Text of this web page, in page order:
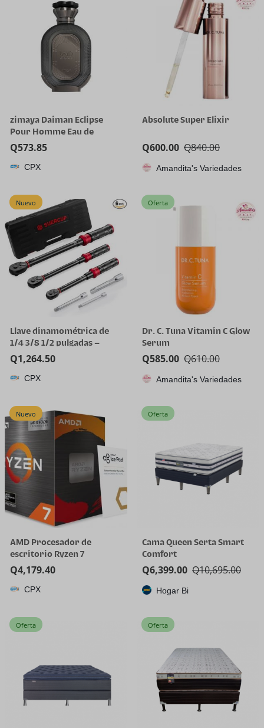
zimaya Daiman Eclipse
Pour Homme Eau de
Parfum, 100ml (3.4 oz)
Q573.85
CPX
Absolute Super Elixir
Q840.00
Q600.00
Amandita's Variedades
Nuevo
Llave dinamométrica de
1/4 3/8 1/2 pulgadas –
Juego de 3 llaves
dinamométricas de 20-240
pulgadas, 5-45 pies, 10-170
de doble dirección de 72
dientes
Q1,264.50
CPX
Oferta
Dr. C. Tuna Vitamin C Glow
Serum
Q610.00
Q585.00
Amandita's Variedades
Nuevo
AMD Procesador de
escritorio Ryzen 7
5800X3D de 8 núcleos y 16
hilos con tecnología AMD
3D V-Cache
Q4,179.40
CPX
Oferta
Cama Queen Serta Smart
Comfort
Q10,695.00
Q6,399.00
Hogar Bi
Oferta Oferta